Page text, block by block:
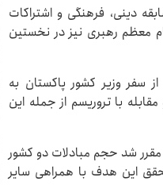
دینی، فرهنگی و اشتراکات
معظم رهبری نیز در نخستین
سفر وزیر کشور پاکستان به
با تروریسم از جمله این
مقرر شد حجم مبادلات دو کشور
یابد. البته تحقق این هدف با همراهی سایر